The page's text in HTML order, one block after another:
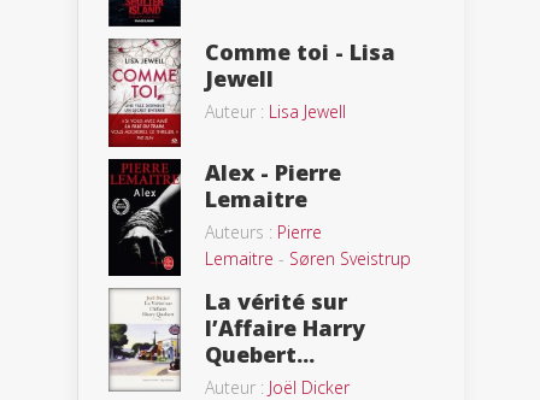
Comme toi - Lisa
Jewell
Auteur : Lisa Jewell
Alex - Pierre
Lemaitre
Auteurs : Pierre
Lemaitre - Søren Sveistrup
La vérité sur
l’Affaire Harry
Quebert...
Auteur : Joël Dicker